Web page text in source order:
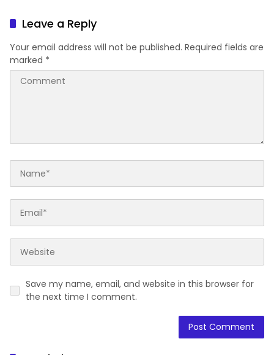
Sharing Pengelolaan
Pariwisata Bendungan Tiu
Suntuk”
Leave a Reply
Your email address will not be published. Required fields are
marked *
Save my name, email, and website in this browser for
the next time I comment.